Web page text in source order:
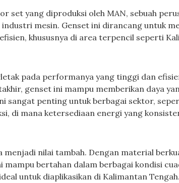
set yang diproduksi oleh MAN, sebuah
mesin. Genset ini dirancang untuk
khususnya di area terpencil seperti
pada performanya yang tinggi dan
genset ini mampu memberikan daya
sangat penting untuk berbagai sektor,
di mana ketersediaan energi yang
menjadi nilai tambah. Dengan material
mampu bertahan dalam berbagai kondisi
untuk diaplikasikan di Kalimantan